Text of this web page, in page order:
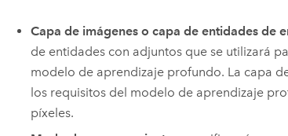
Capa de imágenes o capa de entidades de
de entidades con adjuntos que se utilizará
modelo de aprendizaje profundo. La capa
los requisitos del modelo de aprendizaje
píxeles.